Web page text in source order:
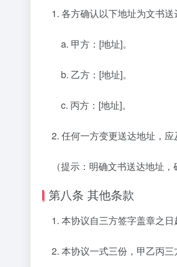
1. 各方确认以下地址为文书送
a. 甲方：[地址]。
b. 乙方：[地址]。
c. 丙方：[地址]。
2. 任何一方变更送达地址，应
（提示：明确文书送达地址，
第八条 其他条款
1. 本协议自三方签字盖章之日
2. 本协议一式三份，甲乙丙三